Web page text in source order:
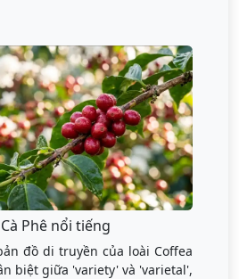
Phê nổi tiếng
đồ di truyền của loài Coffea
biệt giữa 'variety' và 'varietal',